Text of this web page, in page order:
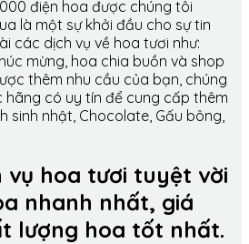
điện hoa được chúng tôi
là một sự khởi đầu cho sự tin
các dịch vụ về hoa tươi như:
mừng, hoa chia buồn và shop
thêm nhu cầu của bạn, chúng
hãng có uy tín để cung cấp thêm
sinh nhật, Chocolate, Gấu bông,
vụ hoa tươi tuyệt vời
nhanh nhất, giá
lượng hoa tốt nhất.